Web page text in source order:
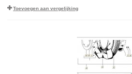
Toevoegen aan vergelijking